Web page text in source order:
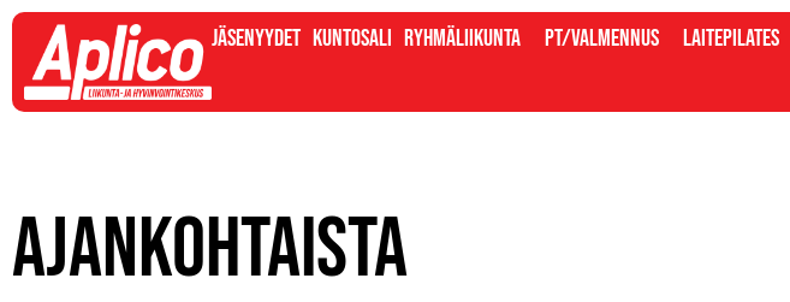
Jäsenyydet Kuntosali Ryhmäliikunta PT/valmennus Laitepilates
Ajankohtaista